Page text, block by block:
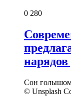
0 280
Сон голышом
© Unsplash